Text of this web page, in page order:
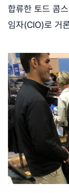
합류한 토드 콤
임자(CIO)로 거